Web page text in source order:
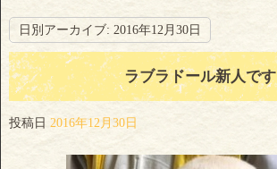
日別アーカイブ: 2016年12月30日
ラブラドール新人です
投稿日 2016年12月30日